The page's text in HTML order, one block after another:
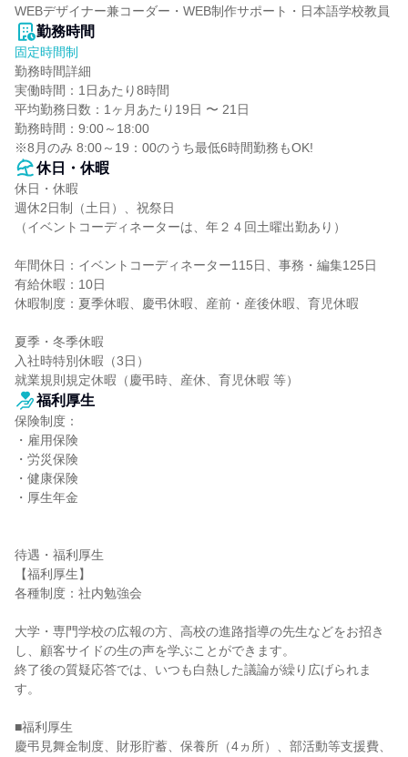
WEBデザイナー兼コーダー・WEB制作サポート・日本語学校教員
勤務時間
固定時間制
勤務時間詳細
実働時間：1日あたり8時間
平均勤務日数：1ヶ月あたり19日 〜 21日
勤務時間：9:00～18:00
※8月のみ 8:00～19：00のうち最低6時間勤務もOK!
休日・休暇
休日・休暇
週休2日制（土日）、祝祭日
（イベントコーディネーターは、年２４回土曜出勤あり）
年間休日：イベントコーディネーター115日、事務・編集125日
有給休暇：10日
休暇制度：夏季休暇、慶弔休暇、産前・産後休暇、育児休暇
夏季・冬季休暇
入社時特別休暇（3日）
就業規則規定休暇（慶弔時、産休、育児休暇 等）
福利厚生
保険制度：
・雇用保険
・労災保険
・健康保険
・厚生年金
待遇・福利厚生
【福利厚生】
各種制度：社内勉強会
大学・専門学校の広報の方、高校の進路指導の先生などをお招き
し、顧客サイドの生の声を学ぶことができます。
終了後の質疑応答では、いつも白熱した議論が繰り広げられま
す。
■福利厚生
慶弔見舞金制度、財形貯蓄、保養所（4ヵ所）、部活動等支援費、